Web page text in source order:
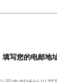
填写您的电邮地